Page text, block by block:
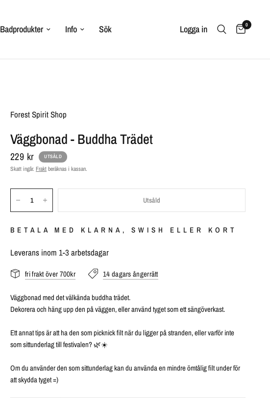
Badprodukter Info Sök Logga in 0
Forest Spirit Shop
Väggbonad - Buddha Trädet
229 kr UTSÅLD
Skatt ingår. Fraktberäknas i kassan.
Utsåld
BETALA MED KLARNA, SWISH ELLER KORT
Leverans inom 1-3 arbetsdagar
fri frakt över 700kr 14 dagars ångerrätt
Väggbonad med det välkända buddha trädet.
Dekorera och häng upp den på väggen, eller använd tyget som ett sängöverkast.
Ett annat tips är att ha den som picknick filt när du ligger på stranden, eller varför inte
som sittunderlag till festivalen? 🌿☀️
Om du använder den som sittunderlag kan du använda en mindre ömtålig filt under för
att skydda tyget =)